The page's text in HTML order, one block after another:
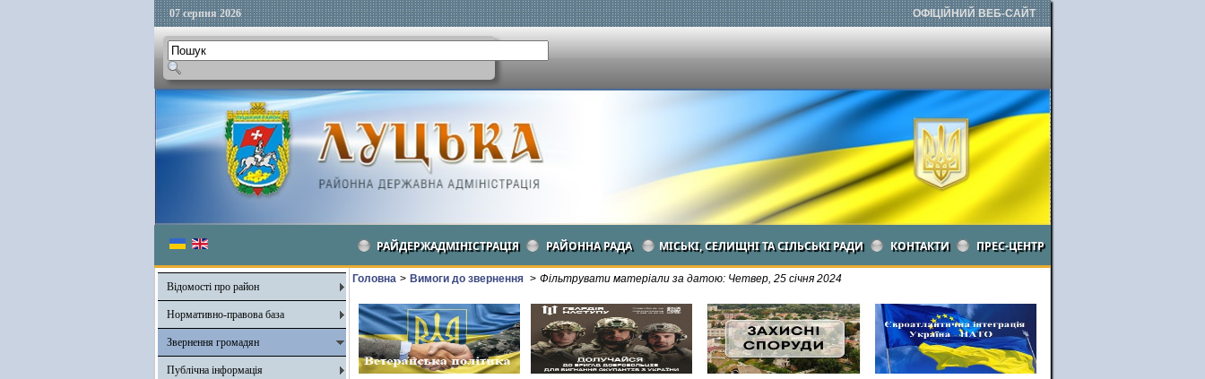
07 серпня 2026 ОФІЦІЙНИЙ ВЕБ-САЙТ
РАЙДЕРЖАДМІНІСТРАЦІЯ РАЙОННА РАДА МІСЬКІ, СЕЛИЩНІ ТА СІЛЬСЬКІ РАДИ КОНТАКТИ ПРЕС-ЦЕНТР
Відомості про район
Нормативно-правова база
Звернення громадян
Публічна інформація
Головна > Вимоги до звернення > Фільтрувати матеріали за датою: Четвер, 25 січня 2024